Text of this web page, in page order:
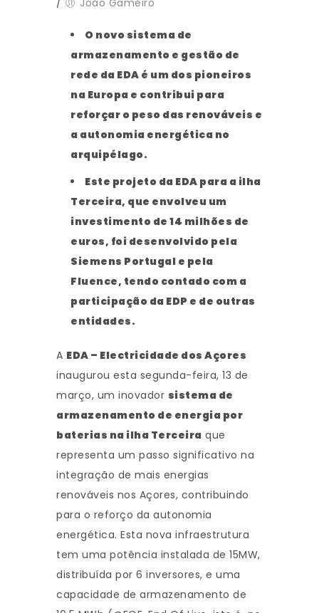
/
João Gameiro
O novo sistema de
armazenamento e gestão de
rede da EDA é um dos pioneiros
na Europa e contribui para
reforçar o peso das renováveis e
a autonomia energética no
arquipélago.
Este projeto da EDA para a ilha
Terceira, que envolveu um
investimento de 14 milhões de
euros, foi desenvolvido pela
Siemens Portugal e pela
Fluence, tendo contado com a
participação da EDP e de outras
entidades.
A EDA – Electricidade dos Açores
inaugurou esta segunda-feira, 13 de
março, um inovador sistema de
armazenamento de energia por
baterias na ilha Terceira que
representa um passo significativo na
integração de mais energias
renováveis nos Açores, contribuindo
para o reforço da autonomia
energética. Esta nova infraestrutura
tem uma potência instalada de 15MW,
distribuída por 6 inversores, e uma
capacidade de armazenamento de